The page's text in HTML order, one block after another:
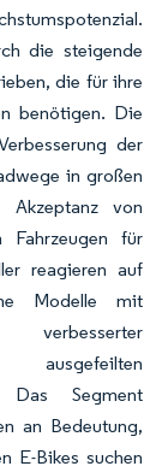
die steigende
die für ihre
benötigen. Die
der
in großen
Akzeptanz von
Fahrzeugen für
reagieren auf
Modelle mit
verbesserter
Das Segment
an Bedeutung,
E-Bikes suchen